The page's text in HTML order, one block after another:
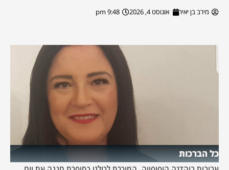
מירב בן יאיר אוגוסט 4, 2026 9:48 pm
כל הברכות